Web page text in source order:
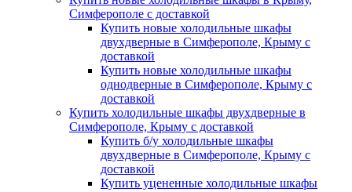
Симферополе с доставкой
Купить новые холодильные шкафы
двухдверные в Симферополе, Крыму с
доставкой
Купить новые холодильные шкафы
однодверные в Симферополе, Крыму с
доставкой
Купить холодильные шкафы двухдверные в
Симферополе, Крыму с доставкой
Купить б/у холодильные шкафы
двухдверные в Симферополе, Крыму с
доставкой
Купить уцененные холодильные шкафы